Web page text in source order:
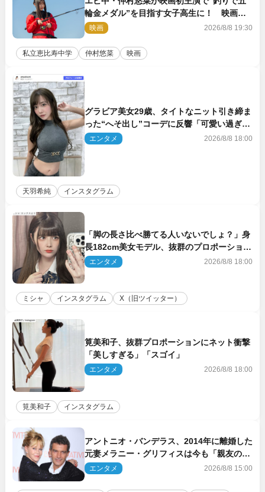
輪金メダル”を目指す女子高生に！ 映画
『つりこまち』今秋公開
映画 2026/8/8 19:30
私立恵比寿中学 仲村悠菜 映画
グラビア美女29歳、タイトなニット引き締ま
った“へそ出し”コーデに反響「可愛い過ぎ
る」
エンタメ 2026/8/8 18:00
天羽希純 インスタグラム
「脚の長さ比べ勝てる人いないでしょ？」身
長182cm美女モデル、抜群のプロポーション
にネット衝撃
エンタメ 2026/8/8 18:00
ミシャ インスタグラム X（旧ツイッター）
筧美和子、抜群プロポーションにネット衝撃
「美しすぎる」「スゴイ」
エンタメ 2026/8/8 18:00
筧美和子 インスタグラム
アントニオ・バンデラス、2014年に離婚した
元妻メラニー・グリフィスは今も「親友の一
人」
エンタメ 2026/8/8 15:00